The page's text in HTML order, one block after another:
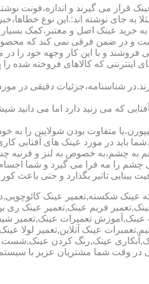
می گیرند و اندازه،فونت
به جای نوشته اند:.این نوع
خرید عینک اصل و معتبر،کمک
در ضمن فرقی نمی کند که محصول
فروشند و با این کار وجهه خود
که کالاهای فروخته شده
شناسنامه،جزئیات دقیقی در
که می زنید دارد اما می دانید
متفاوت بودن شولاپین را به
در مورد عینک های آفتابی
به چشم،به خصوص به لنز و قرنیه
چشم را مه فرا می گیرد و شما
بینایی تاثیر بگذارد و حتی باعث
دسته عینک شکسته,تعمیر عینک
فریم عینک,تعمیر عینک
عینک,آموزش تعمیرات
عینک آنلاین,تعمیر لولا
عینک,رنگ کردن
در وقت شما مشتریان عزیز با